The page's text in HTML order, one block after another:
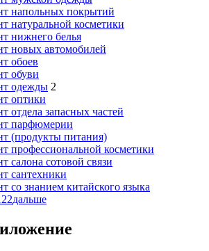
напольных покрытий
натуральной косметики
нижнего белья
новых автомобилей
обоев
обуви
одежды 2
оптики
отдела запасных частей
парфюмерии
(продукты питания)
профессиональной косметики
салона сотовой связи
сантехники
со знанием китайского языка
22дальше